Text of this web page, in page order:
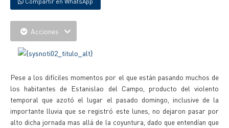
Acciones
Pese a los difíciles momentos por el que están pasando muchos de
los habitantes de Estanislao del Campo, producto del violento
temporal que azotó el lugar el pasado domingo, inclusive de la
importante lluvia que se registró este lunes, no dejaron pasar por
alto dicha jornada mas allá de la coyuntura, dado que entendían que